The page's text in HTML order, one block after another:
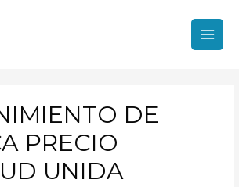
DE
PRECIO
UNIDA